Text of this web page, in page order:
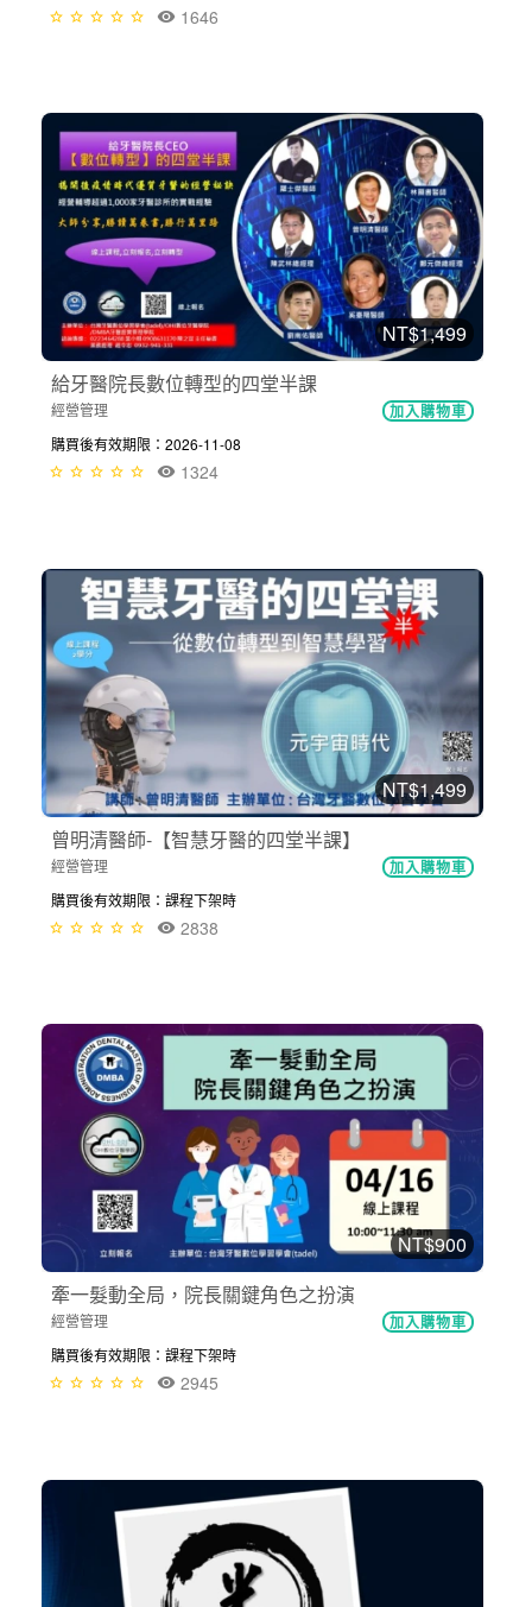
1646
NT$1,499
給牙醫院長數位轉型的四堂半課
經營管理 加入購物車
購買後有效期限：2026-11-08
1324
NT$1,499
曾明清醫師-【智慧牙醫的四堂半課】
經營管理 加入購物車
購買後有效期限：課程下架時
2838
NT$900
牽一髮動全局，院長關鍵角色之扮演
經營管理 加入購物車
購買後有效期限：課程下架時
2945